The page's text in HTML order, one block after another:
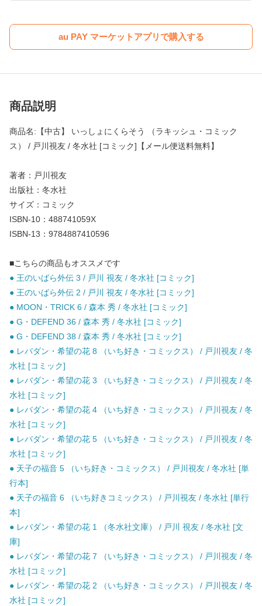
au PAY マーケットアプリで購入する
商品説明
商品名:【中古】 いっしょにくらそう （ラキッシュ・コミック
ス） / 戸川視友 / 冬水社 [コミック]【メール便送料無料】
著者：戸川視友
出版社：冬水社
サイズ：コミック
ISBN-10：488741059X
ISBN-13：9784887410596
■こちらの商品もオススメです
● 王のいばら外伝 3 / 戸川 視友 / 冬水社 [コミック]
● 王のいばら外伝 2 / 戸川 視友 / 冬水社 [コミック]
● MOON・TRICK 6 / 森本 秀 / 冬水社 [コミック]
● G・DEFEND 36 / 森本 秀 / 冬水社 [コミック]
● G・DEFEND 38 / 森本 秀 / 冬水社 [コミック]
● レバダン・希望の花 8 （いち好き・コミックス） / 戸川視友 / 冬
水社 [コミック]
● レバダン・希望の花 3 （いち好き・コミックス） / 戸川視友 / 冬
水社 [コミック]
● レバダン・希望の花 4 （いち好き・コミックス） / 戸川視友 / 冬
水社 [コミック]
● レバダン・希望の花 5 （いち好き・コミックス） / 戸川視友 / 冬
水社 [コミック]
● 天子の福音 5 （いち好き・コミックス） / 戸川視友 / 冬水社 [単
行本]
● 天子の福音 6 （いち好きコミックス） / 戸川視友 / 冬水社 [単行
本]
● レバダン・希望の花 1 （冬水社文庫） / 戸川 視友 / 冬水社 [文
庫]
● レバダン・希望の花 7 （いち好き・コミックス） / 戸川視友 / 冬
水社 [コミック]
● レバダン・希望の花 2 （いち好き・コミックス） / 戸川視友 / 冬
水社 [コミック]